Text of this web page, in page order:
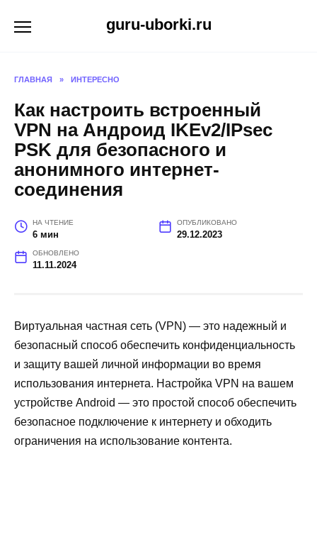
guru-uborki.ru
ГЛАВНАЯ » ИНТЕРЕСНО
Как настроить встроенный
VPN на Андроид IKEv2/IPsec
PSK для безопасного и
анонимного интернет-
соединения
НА ЧТЕНИЕ
6 мин
ОПУБЛИКОВАНО
29.12.2023
ОБНОВЛЕНО
11.11.2024
Виртуальная частная сеть (VPN) — это надежный и
безопасный способ обеспечить конфиденциальность
и защиту вашей личной информации во время
использования интернета. Настройка VPN на вашем
устройстве Android — это простой способ обеспечить
безопасное подключение к интернету и обходить
ограничения на использование контента.